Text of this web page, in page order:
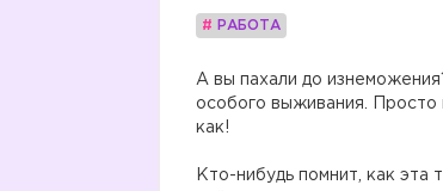
# РАБОТА
А вы пахали до
особого выживания. Просто
как!
Кто-нибудь помнит, как эта